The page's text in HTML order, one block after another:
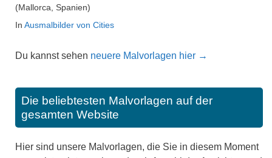
(Mallorca, Spanien)
In Ausmalbilder von Cities
Du kannst sehen neuere Malvorlagen hier →
Die beliebtesten Malvorlagen auf der
gesamten Website
Hier sind unsere Malvorlagen, die Sie in diesem Moment